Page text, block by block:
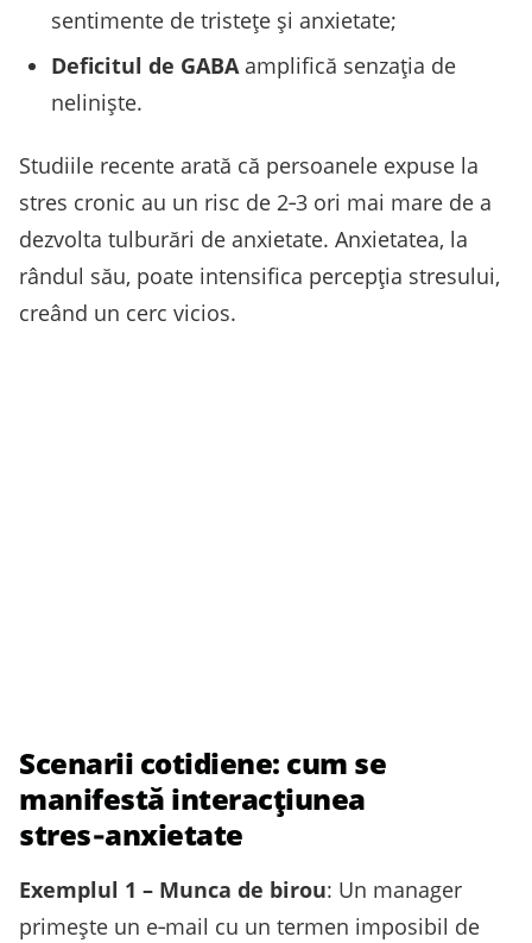
sentimente de tristețe și anxietate;
Deficitul de GABA amplifică senzația de
neliniște.
Studiile recente arată că persoanele expuse la
stres cronic au un risc de 2‑3 ori mai mare de a
dezvolta tulburări de anxietate. Anxietatea, la
rândul său, poate intensifica percepția stresului,
creând un cerc vicios.
Scenarii cotidiene: cum se
manifestă interacțiunea
stres‑anxietate
Exemplul 1 – Munca de birou: Un manager
primește un e‑mail cu un termen imposibil de